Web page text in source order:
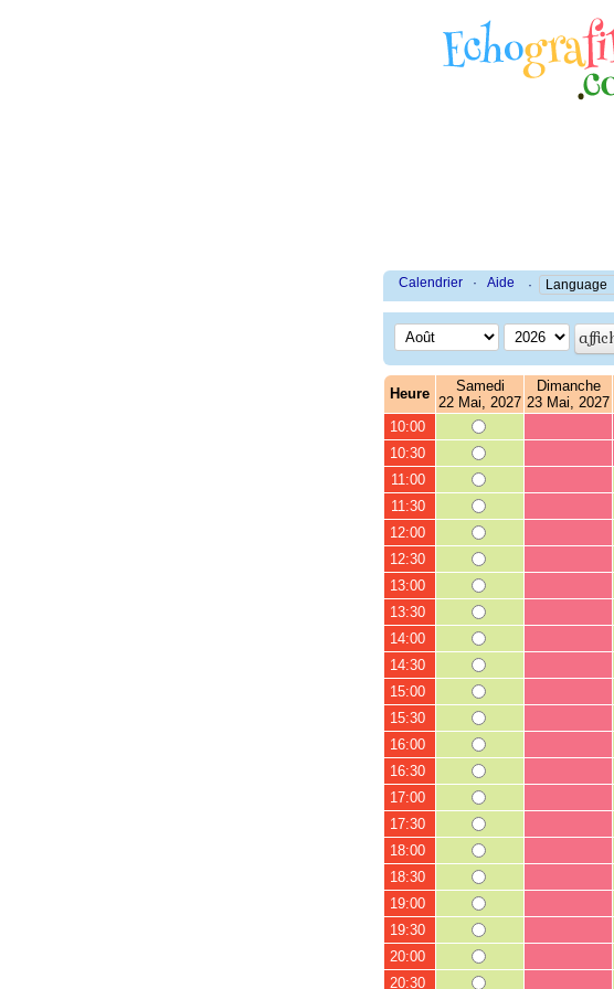
Calendrier · Aide ·
Heure
Samedi
22 Mai, 2027
Dimanche
23 Mai, 2027
10:00
10:30
11:00
11:30
12:00
12:30
13:00
13:30
14:00
14:30
15:00
15:30
16:00
16:30
17:00
17:30
18:00
18:30
19:00
19:30
20:00
20:30